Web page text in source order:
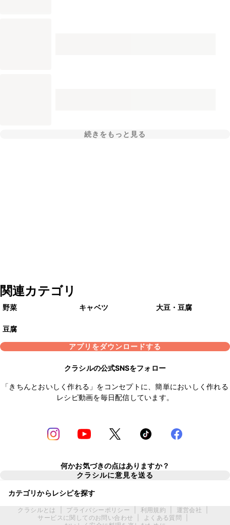
続きをもっと見る
関連カテゴリ
野菜 キャベツ 大豆・豆腐
豆腐
アプリをダウンロードする
クラシルの公式SNSをフォロー
「きちんとおいしく作れる」をコンセプトに、簡単においしく作れる
レシピ動画を毎日配信しています。
何かお気づきの点はありますか？
クラシルに意見を送る
カテゴリからレシピを探す
クラシルとは プライバシーポリシー 利用規約 運営会社
サービスに関してのお問い合わせ
よくある質問